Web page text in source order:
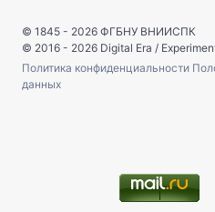
© 1845 - 2026 ФГБНУ ВНИИСПК
© 2016 - 2026 Digital Era /
Политика конфиденциальности
данных